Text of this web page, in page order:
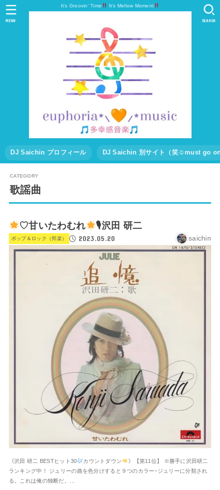
It's Groovin' Time It's Mellow Moment
DJ Saichin プロフィール DJ Saichin 別サイト（笑☺must go
SEARCH
MENU
歌謡曲
♡甘いたわむれ 🎙沢田 研二
ポップ＆ロック（邦楽） 2023.05.20 saichin
《沢田 研二 BESTヒット30 カウントダウン
》【第11位】 ※勝手に沢田研二
ランキング中！ ジュリーの曲を色分けすると９つのカラー･ジュリーに分類され
る。これは俺の独断だ。...